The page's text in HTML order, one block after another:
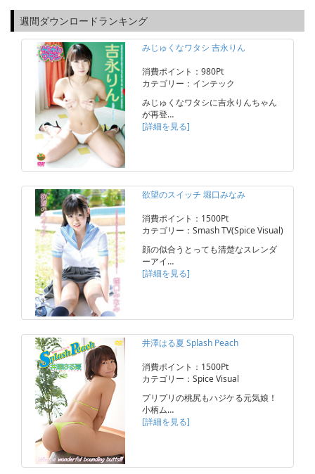
週間ダウンロードランキング
みじゅくなワタシ 吉永りん
消費ポイント：980Pt
カテゴリー：インテック
みじゅくなワタシに吉永りんちゃん
が再登…
[詳細を見る]
欲望のスイッチ 堀口みなみ
消費ポイント：1500Pt
カテゴリー：Smash TV(Spice Visual)
顔の似合うとっても清楚なスレンダ
ーアイ…
[詳細を見る]
井澤はる夏 Splash Peach
消費ポイント：1500Pt
カテゴリー：Spice Visual
プリプリの桃尻もハジケる元気娘！
小柄ム…
[詳細を見る]